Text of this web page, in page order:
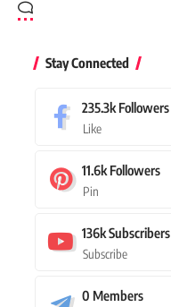
Stay Connected
235.3k Followers
Like
11.6k Followers
Pin
136kSubscribers
Subscribe
0 Members